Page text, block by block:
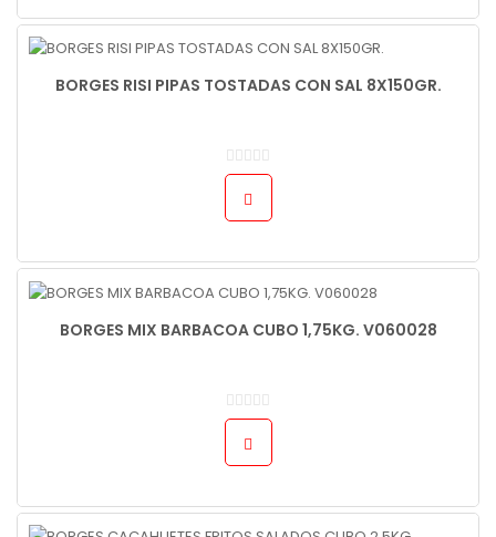
BORGES RISI PIPAS TOSTADAS CON SAL 8X150GR.
BORGES MIX BARBACOA CUBO 1,75KG. V060028